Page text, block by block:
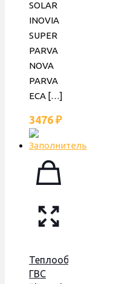
SOLAR
INOVIA
SUPER
PARVA
NOVA
PARVA
ECA […]
3476 ₽
Теплообменник
ГВС